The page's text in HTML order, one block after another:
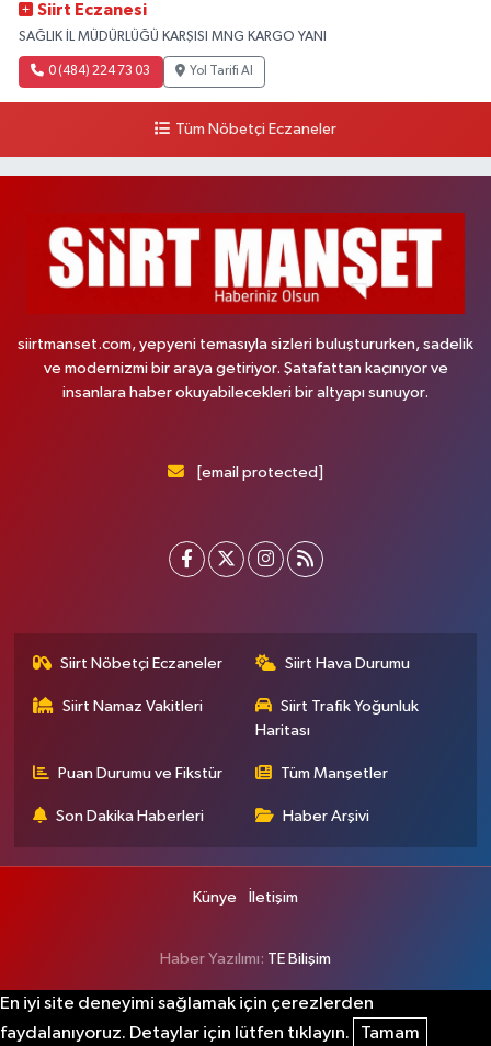
Siirt Eczanesi
SAĞLIK İL MÜDÜRLÜĞÜ KARŞISI MNG KARGO YANI
0 (484) 224 73 03 Yol Tarifi Al
Tüm Nöbetçi Eczaneler
siirtmanset.com, yepyeni temasıyla sizleri buluştururken, sadelik
ve modernizmi bir araya getiriyor. Şatafattan kaçınıyor ve
insanlara haber okuyabilecekleri bir altyapı sunuyor.
[email protected]
Siirt Nöbetçi Eczaneler Siirt Hava Durumu
Siirt Namaz Vakitleri
Siirt Trafik Yoğunluk
Haritası
Puan Durumu ve Fikstür Tüm Manşetler
Son Dakika Haberleri Haber Arşivi
Künye İletişim
Haber Yazılımı: TE Bilişim
En iyi site deneyimi sağlamak için çerezlerden
faydalanıyoruz. Detaylar için lütfen tıklayın.
Tamam